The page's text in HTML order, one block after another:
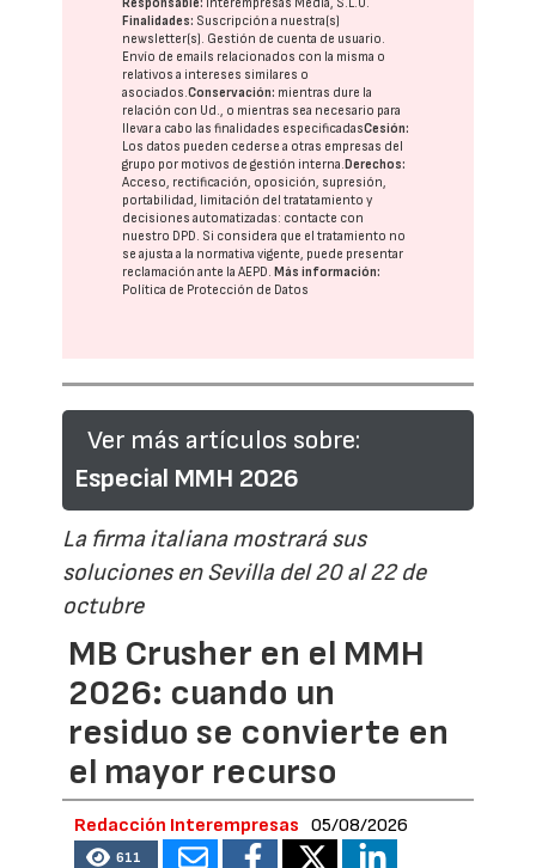
Finalidades: Suscripción a nuestra(s)
newsletter(s). Gestión de cuenta de usuario.
Envío de emails relacionados con la misma o
relativos a intereses similares o
asociados.Conservación: mientras dure la
relación con Ud., o mientras sea necesario para
llevar a cabo las finalidades especificadasCesión:
Los datos pueden cederse a otras empresas del
grupo por motivos de gestión interna.Derechos:
Acceso, rectificación, oposición, supresión,
portabilidad, limitación del tratatamiento y
decisiones automatizadas: contacte con
nuestro DPD . Si considera que el tratamiento no
se ajusta a la normativa vigente, puede presentar
reclamación ante laAEPD .Más información:
Política de Protección de Datos
Ver más artículos sobre:
Especial MMH 2026
La firma italiana mostrará sus
soluciones en Sevilla del 20 al 22 de
octubre
MB Crusher en el MMH
2026: cuando un
residuo se convierte en
el mayor recurso
Redacción Interempresas 05/08/2026
611